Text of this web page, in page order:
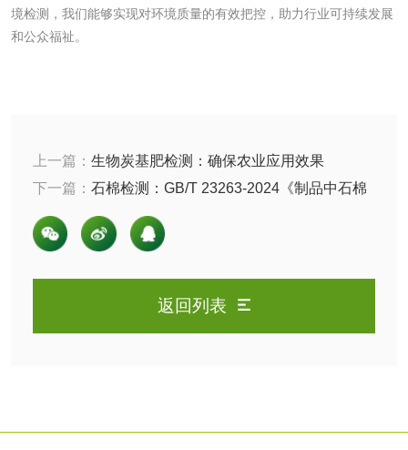
境检测，我们能够实现对环境质量的有效把控，助力行业可持续发展
和公众福祉。
上一篇： 生物炭基肥检测：确保农业应用效果
下一篇： 石棉检测：GB/T 23263-2024《制品中石棉
含量测定方法》标准解析
返回列表
理检测
刺激试验
一次性使用卫生用
品皮肤刺激试验
一次性使用卫生用
一次性使用卫生用
轻工杂货